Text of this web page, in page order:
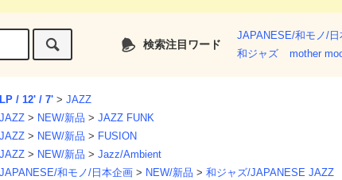
検索注目ワード
JAPANESE/和モノ/日
和ジャズ
mother
LP / 12' / 7' > JAZZ
JAZZ > NEW/新品 > JAZZ FUNK
JAZZ > NEW/新品 > FUSION
JAZZ > NEW/新品 > Jazz/Ambient
JAPANESE/和モノ/日本企画 > NEW/新品 > 和ジャズ/JAPANESE JAZZ